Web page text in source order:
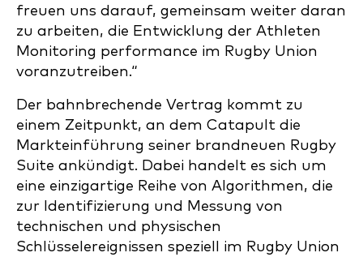
freuen uns darauf, gemeinsam weiter daran
zu arbeiten, die Entwicklung der Athleten
Monitoring performance im Rugby Union
voranzutreiben.“
Der bahnbrechende Vertrag kommt zu
einem Zeitpunkt, an dem Catapult die
Markteinführung seiner brandneuen Rugby
Suite ankündigt. Dabei handelt es sich um
eine einzigartige Reihe von Algorithmen, die
zur Identifizierung und Messung von
technischen und physischen
Schlüsselereignissen speziell im Rugby Union